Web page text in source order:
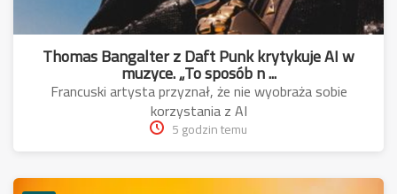
Thomas Bangalter z Daft Punk krytykuje AI w
muzyce. „To sposób n ...
Francuski artysta przyznał, że nie wyobraża sobie
korzystania z AI
5 godzin temu